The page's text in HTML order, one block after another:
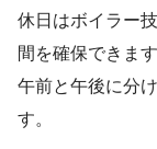
休日はボイラー
間を確保できま
午前と午後に分
す。